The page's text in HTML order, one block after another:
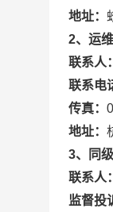
地址：
2、运
联系人：
联系电
传真：
地址：
3、同
联系人：
监督投